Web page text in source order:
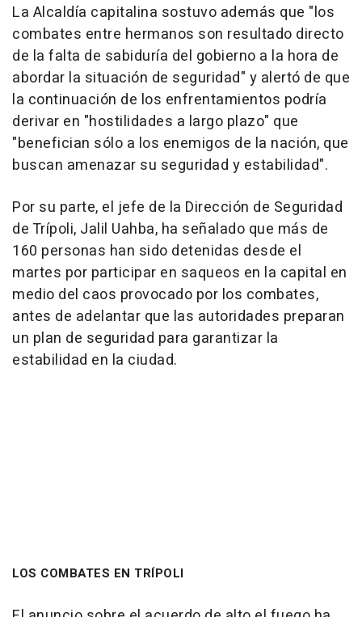
La Alcaldía capitalina sostuvo además que "los
combates entre hermanos son resultado directo
de la falta de sabiduría del gobierno a la hora de
abordar la situación de seguridad" y alertó de que
la continuación de los enfrentamientos podría
derivar en "hostilidades a largo plazo" que
"benefician sólo a los enemigos de la nación, que
buscan amenazar su seguridad y estabilidad".
Por su parte, el jefe de la Dirección de Seguridad
de Trípoli, Jalil Uahba, ha señalado que más de
160 personas han sido detenidas desde el
martes por participar en saqueos en la capital en
medio del caos provocado por los combates,
antes de adelantar que las autoridades preparan
un plan de seguridad para garantizar la
estabilidad en la ciudad.
LOS COMBATES EN TRÍPOLI